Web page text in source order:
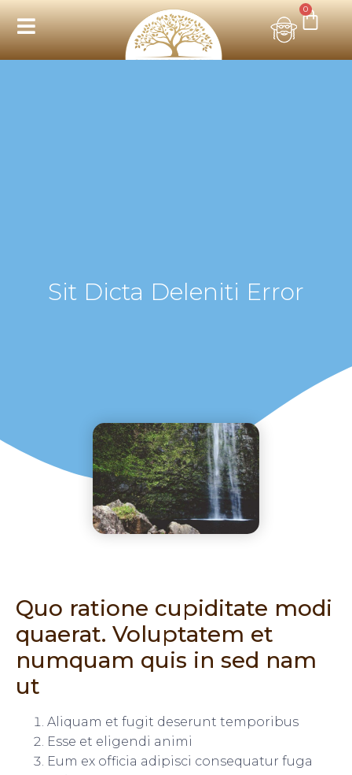
0
Sit Dicta Deleniti Error
Quo ratione cupiditate modi
quaerat. Voluptatem et
numquam quis in sed nam
ut
Aliquam et fugit deserunt temporibus
Esse et eligendi animi
Eum ex officia adipisci consequatur fuga